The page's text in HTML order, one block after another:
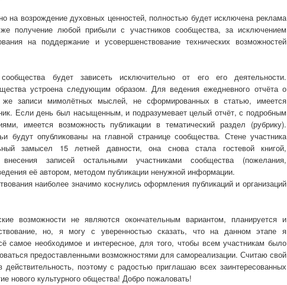
на возрождение духовных ценностей, полностью будет исключена реклама
получение любой прибыли с участников сообщества, за исключением
на поддержание и усовершенствование технических возможностей
будет зависеть исключительно от его его деятельности.
устроена следующим образом. Для ведения ежедневного отчёта о
записи мимолётных мыслей, не сформированных в статью, имеется
Если день был насыщенным, и подразумевает целый отчёт, с подробным
имеется возможность публикации в тематический раздел (рубрику).
будут опубликованы на главной странице сообщества. Стене участника
замысел 15 летней давности, она снова стала гостевой книгой,
записей остальными участниками сообщества (пожелания,
её автором, методом публикации ненужной информации.
наиболее значимо коснулись оформления публикаций и организаций
возможности не являются окончательным вариантом, планируется и
но, я могу с уверенностью сказать, что на данном этапе я
самое необходимое и интересное, для того, чтобы всем участникам было
предоставленными возможностями для самореализации. Считаю свой
поэтому с радостью приглашаю всех заинтересованных
нового культурного общества! Добро пожаловать!